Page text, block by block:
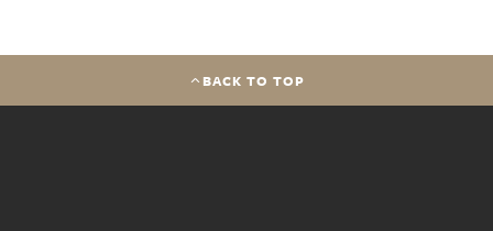
BACK TO TOP